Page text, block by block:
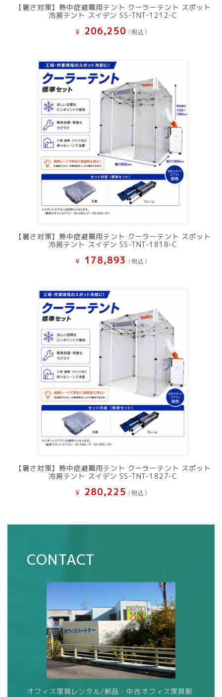
【暑さ対策】熱中症避難用テント クーラーテント スポット
冷房テント スイデン SS-TNT-1212-C
¥ 206,250 (税込）
【暑さ対策】熱中症避難用テント クーラーテント スポット
冷房テント スイデン SS-TNT-1818-C
¥ 178,893 (税込）
【暑さ対策】熱中症避難用テント クーラーテント スポット
冷房テント スイデン SS-TNT-1827-C
¥ 280,225 (税込）
CONTACT
オフィス家具レンタル/新品・中古オフィス家具販